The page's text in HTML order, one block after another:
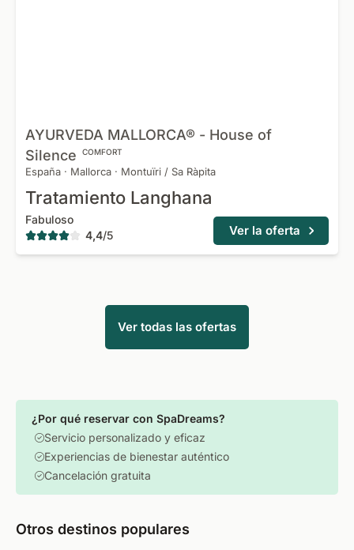
AYURVEDA MALLORCA® - House of
Silence
COMFORT
España · Mallorca · Montuïri / Sa Ràpita
Tratamiento Langhana
Fabuloso
4,4/5 Ver la oferta
Ver todas las ofertas
¿Por qué reservar con SpaDreams?
Servicio personalizado y eficaz
Experiencias de bienestar auténtico
Cancelación gratuita
Otros destinos populares